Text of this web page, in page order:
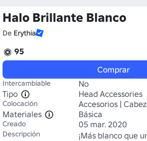
Halo Brillante Blanco
De Erythia
95
Comprar
Intercambiable
No
Tipo
Head Accessories
Colocación
Accesorios |
Materiales
Básica
Creado 05 mar. 2020
Descripción
¡Más blanco que